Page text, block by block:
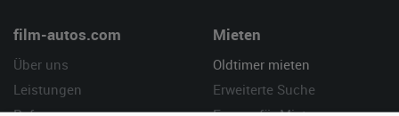
film-autos.com
Über uns
Leistungen
Mieten
Oldtimer mieten
Erweiterte Suche